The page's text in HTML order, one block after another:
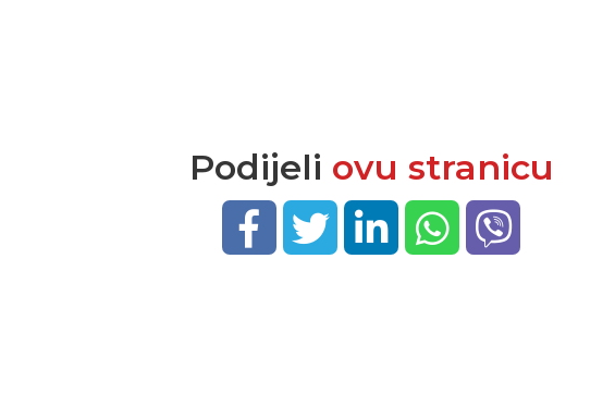
Podijeli ovu stranicu